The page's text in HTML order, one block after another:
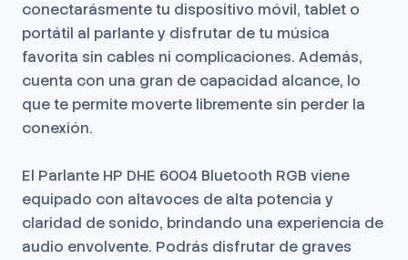
conectarásmente tu dispositivo móvil, tablet o
portátil al parlante y disfrutar de tu música
favorita sin cables ni complicaciones. Además,
cuenta con una gran de capacidad alcance, lo
que te permite moverte libremente sin perder la
conexión.
El Parlante HP DHE 6004 Bluetooth RGB viene
equipado con altavoces de alta potencia y
claridad de sonido, brindando una experiencia de
audio envolvente. Podrás disfrutar de graves